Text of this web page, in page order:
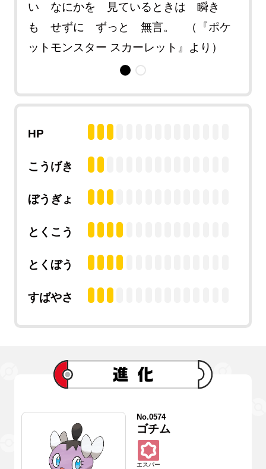
い なにかを 見ているときは 瞬き
も せずに ずっと 無言。 （『ポケ
ットモンスター スカーレット』より）
HP
こうげき
ぼうぎょ
とくこう
とくぼう
すばやさ
No.0574
ゴチム
エスパー